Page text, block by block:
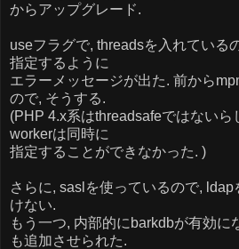
からアップグレード.
useフラグで, threadsを入れている
指定するように
エラーメッセージが出た. 前から
ので, そうする.
(PHP 4.x系はthreadsafeではないら
workerは同時に
指定することができなかった. )
さらに, saslを使っているので,
けない.
もう一つ, 内部的にbarkdbが有効に
も追加させられた.